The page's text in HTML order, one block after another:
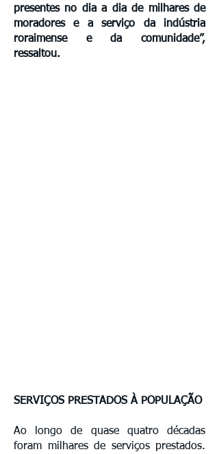
presentes no dia a dia de milhares de
moradores e a serviço da indústria
roraimense e da comunidade”,
ressaltou.
SERVIÇOS PRESTADOS À POPULAÇÃO
Ao longo de quase quatro décadas
foram milhares de serviços prestados.